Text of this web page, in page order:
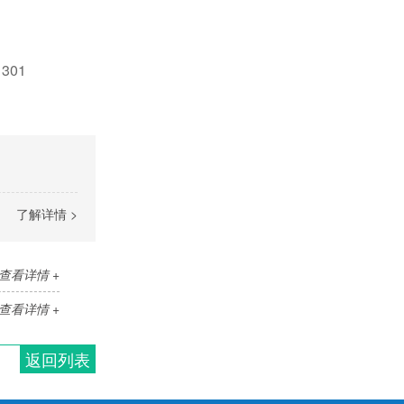
了解详情 >
查看详情 +
查看详情 +
返回列表